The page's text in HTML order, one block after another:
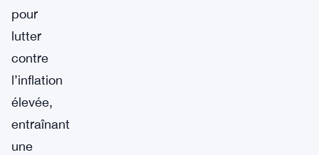
pour
lutter
contre
l’inflation
élevée,
entraînant
une